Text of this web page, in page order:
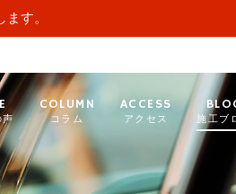
す。
声
COLUMN
コラム
ACCESS
アクセス 施工ブ